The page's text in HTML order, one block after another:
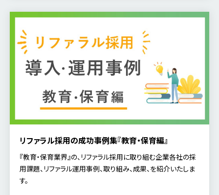
リファラル採用の成功事例集『教育・保育編』
『教育・保育業界』の、リファラル採用に取り組む企業各社の採
用課題、リファラル運用事例、取り組み、成果、を紹介いたしま
す。